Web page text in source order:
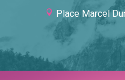
Place Marcel